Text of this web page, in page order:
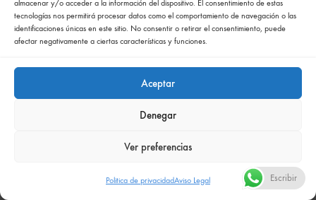
almacenar y/o acceder a la información del dispositivo. El consentimiento de estas
tecnologías nos permitirá procesar datos como el comportamiento de navegación o las
identificaciones únicas en este sitio. No consentir o retirar el consentimiento, puede
afectar negativamente a ciertas características y funciones.
Aceptar
Denegar
Ver preferencias
Politica de privacidadAviso Legal
Luz 4700 lm
WD · Sol
CoeLux 45 HC
41.000,00 €
Escribir